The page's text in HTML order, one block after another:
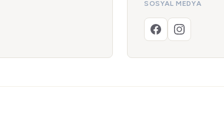
SOSYAL MEDYA